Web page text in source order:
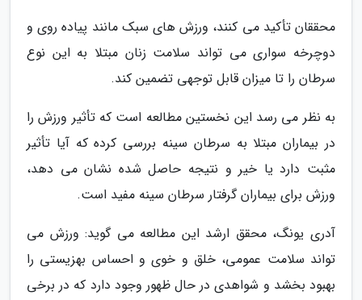
محققان تأکید می کنند، ورزش های سبک مانند پیاده روی و
دوچرخه سواری می تواند سلامت زنان مبتلا به این نوع
سرطان را تا میزان قابل توجهی تضمین کند.
به نظر می رسد این نخستین مطالعه است که تأثیر ورزش را
در بیماران مبتلا به سرطان سینه بررسی کرده که آیا تأثیر
مثبت دارد یا خیر و نتیجه حاصل شده نشان می دهد،
ورزش برای بیماران گرفتار سرطان سینه مفید است.
آدری یونگ، محقق ارشد این مطالعه می گوید: ورزش می
تواند سلامت عمومی، خلق و خوی و احساس بهزیستی را
بهبود بخشد و شواهدی در حال ظهور وجود دارد که در برخی